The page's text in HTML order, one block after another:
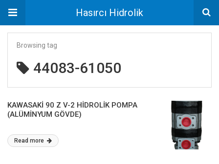
Hasırcı Hidrolik
Browsing tag
44083-61050
KAWASAKİ 90 Z V-2 HİDROLİK POMPA
(ALÜMİNYUM GÖVDE)
Read more